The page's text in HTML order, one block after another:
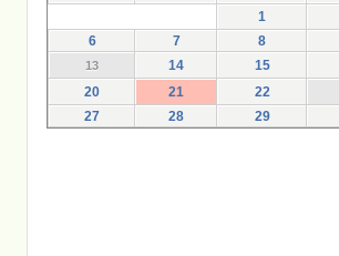
1
6
7 8
13 14 15
20
21 22
27
28 29